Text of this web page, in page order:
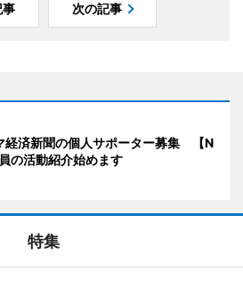
事 次の記事
経済新聞の個人サポーター募集 【N
の活動紹介始めます
特集